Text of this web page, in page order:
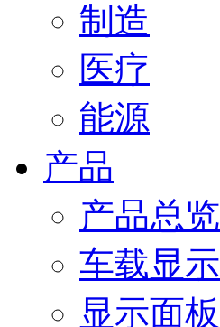
制造
医疗
能源
产品
产品总览
车载显示
显示面板